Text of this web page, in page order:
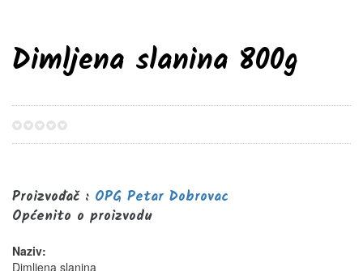
Dimljena slanina 800g
Proizvođač : OPG Petar Dobrovac
Općenito o proizvodu
Naziv:
Dimljena slanina